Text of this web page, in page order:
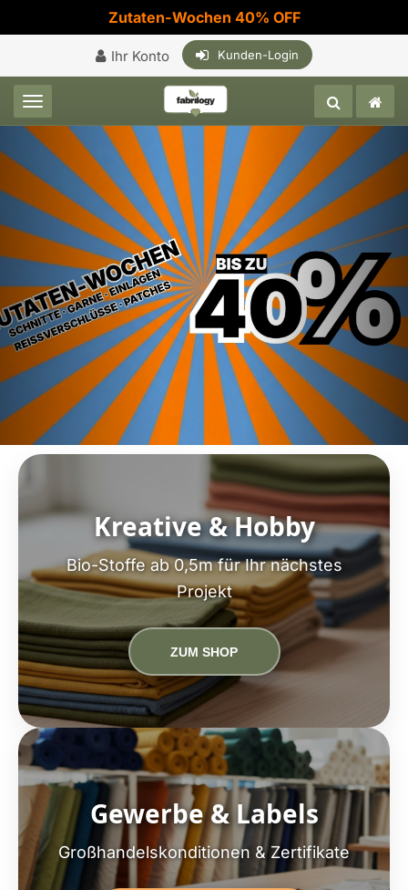
Zutaten-Wochen 40% OFF
Ihr Konto Kunden-Login
Toggle navigation
Kreative & Hobby
Bio-Stoffe ab 0,5m für Ihr nächstes
Projekt
ZUM SHOP
Gewerbe & Labels
Großhandelskonditionen & Zertifikate